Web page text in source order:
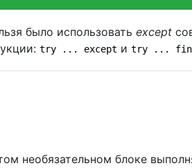
было использовать except
try ... except и try ...
необязательном блоке